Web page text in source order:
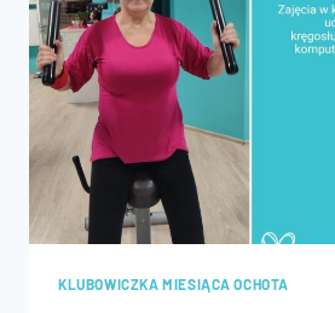
KLUBOWICZKA MIESIĄCA OCHOTA